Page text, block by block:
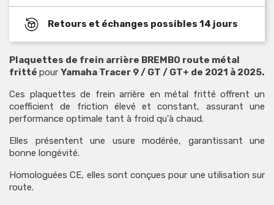
Retours et échanges possibles 14 jours
Plaquettes de frein arrière BREMBO route métal
fritté pour Yamaha Tracer 9 / GT / GT+ de 2021 à 2025.
Ces plaquettes de frein arrière en métal fritté offrent un
coefficient de friction élevé et constant, assurant une
performance optimale tant à froid qu'à chaud.
Elles présentent une usure modérée, garantissant une
bonne longévité.
Homologuées CE, elles sont conçues pour une utilisation sur
route.